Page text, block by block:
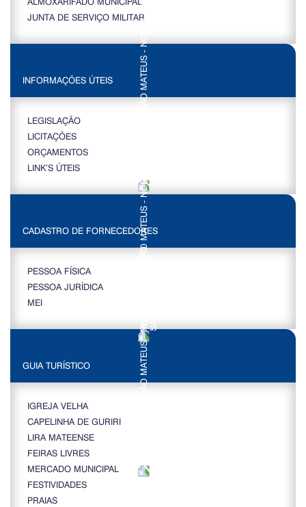
JUNTA DE SERVIÇO MILITAR
INFORMAÇÕES ÚTEIS
LEGISLAÇÃO
LICITAÇÕES
ORÇAMENTOS
LINK’S ÚTEIS
CADASTRO DE FORNECEDORES
PESSOA FÍSICA
PESSOA JURÍDICA
MEI
GUIA TURÍSTICO
IGREJA VELHA
CAPELINHA DE GURIRI
LIRA MATEENSE
FEIRAS LIVRES
MERCADO MUNICIPAL
FESTIVIDADES
PRAIAS